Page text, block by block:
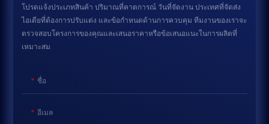
โปรดแจ้งประเภทสินค้า ปริมาณที่คาดการณ์ วันที่จัดงาน ประเทศที่จัดส่ง
ไอเดียที่ต้องการปรับแต่ง และข้อกำหนดด้านการควบคุม ทีมงานของเราจะ
ตรวจสอบโครงการของคุณและเสนอราคาหรือข้อเสนอแนะในการผลิตที่
เหมาะสม
ชื่อ
อีเมล